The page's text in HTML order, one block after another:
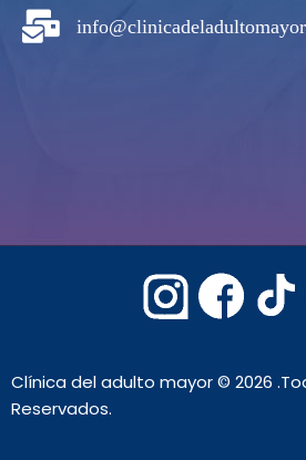
Clínica del adulto mayor © 2026
Reservados.